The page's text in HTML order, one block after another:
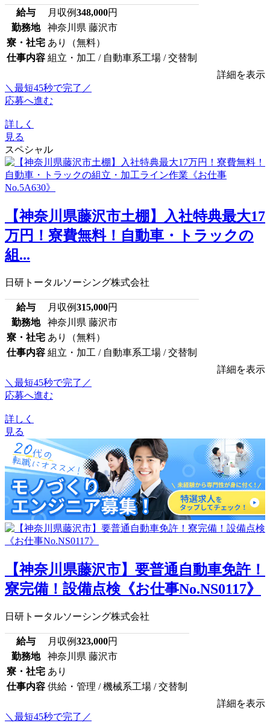
給与 月収例348,000円
勤務地
神奈川県 藤沢市
寮・社宅 あり（無料）
仕事内容 組立・加工 / 自動車系工場 / 交替制
詳細を表示
＼最短45秒で完了／
応募へ進む
詳しく
見る
スペシャル
【神奈川県藤沢市土棚】入社特典最大17
万円！寮費無料！自動車・トラックの
組...
日研トータルソーシング株式会社
給与 月収例315,000円
勤務地
神奈川県 藤沢市
寮・社宅 あり（無料）
仕事内容 組立・加工 / 自動車系工場 / 交替制
詳細を表示
＼最短45秒で完了／
応募へ進む
詳しく
見る
【神奈川県藤沢市】要普通自動車免許！
寮完備！設備点検《お仕事No.NS0117》
日研トータルソーシング株式会社
給与 月収例323,000円
勤務地
神奈川県 藤沢市
寮・社宅 あり
仕事内容 供給・管理 / 機械系工場 / 交替制
詳細を表示
＼最短45秒で完了／